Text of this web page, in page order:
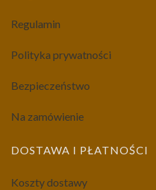
Regulamin
Polityka prywatności
Bezpieczeństwo
Na zamówienie
DOSTAWA I PŁATNOŚCI
Koszty dostawy